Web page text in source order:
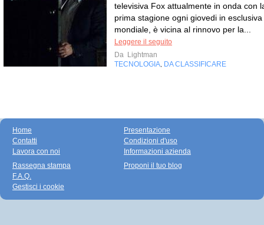
televisiva Fox attualmente in onda con
prima stagione ogni giovedi in esclusiva
mondiale, è vicina al rinnovo per la...
Leggere il seguito
Da Lightman
TECNOLOGIA DA CLASSIFICARE
Home
Contatti
Lavora con noi
Presentazione
Condizioni d'uso
Informazioni azienda
Rassegna stampa
F.A.Q.
Gestisci i cookie
Proponi il tuo blog